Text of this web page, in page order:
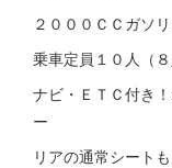
２０００ＣＣガソ
乗車定員１０人（８
ナビ・ＥＴＣ付き
ー
リアの通常シート